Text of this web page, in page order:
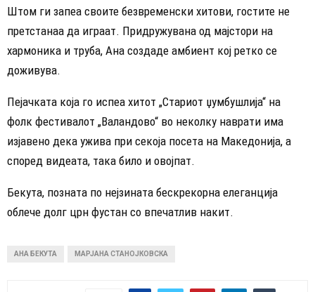
​Штом ги запеа своите безвременски хитови, гостите не
претстанаа да играат. Придружувана од мајстори на
хармоника и труба, Ана создаде амбиент кој ретко се
доживува.
​Пејачката која го испеа хитот „Стариот џумбушлија“ на
фолк фестивалот „Валандово“ во неколку наврати има
изјавено дека ужива при секоја посета на Македонија, а
според видеата, така било и овојпат.
Бекута, позната по нејзината бескрекорна елеганција
облече долг црн фустан со впечатлив накит.
АНА БЕКУТА МАРЈАНА СТАНОЈКОВСКА